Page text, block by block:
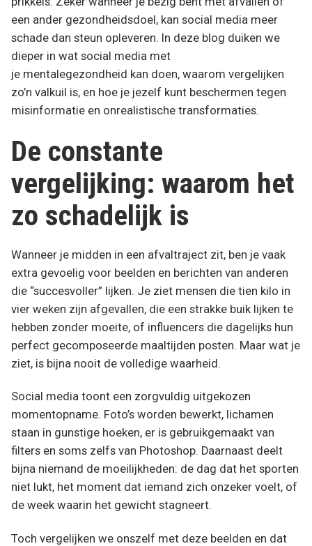
een ander gezondheidsdoel, kan social media meer
schade dan steun opleveren. In deze blog duiken we
dieper in wat social media met
je mentalegezondheid kan doen, waarom vergelijken
zo’n valkuil is, en hoe je jezelf kunt beschermen tegen
misinformatie en onrealistische transformaties.
De constante
vergelijking: waarom het
zo schadelijk is
Wanneer je midden in een afvaltraject zit, ben je vaak
extra gevoelig voor beelden en berichten van anderen
die “succesvoller” lijken. Je ziet mensen die tien kilo in
vier weken zijn afgevallen, die een strakke buik lijken te
hebben zonder moeite, of influencers die dagelijks hun
perfect gecomposeerde maaltijden posten. Maar wat je
ziet, is bijna nooit de volledige waarheid.
Social media toont een zorgvuldig uitgekozen
momentopname. Foto’s worden bewerkt, lichamen
staan in gunstige hoeken, er is gebruikgemaakt van
filters en soms zelfs van Photoshop. Daarnaast deelt
bijna niemand de moeilijkheden: de dag dat het sporten
niet lukt, het moment dat iemand zich onzeker voelt, of
de week waarin het gewicht stagneert.
Toch vergelijken we onszelf met deze beelden en dat